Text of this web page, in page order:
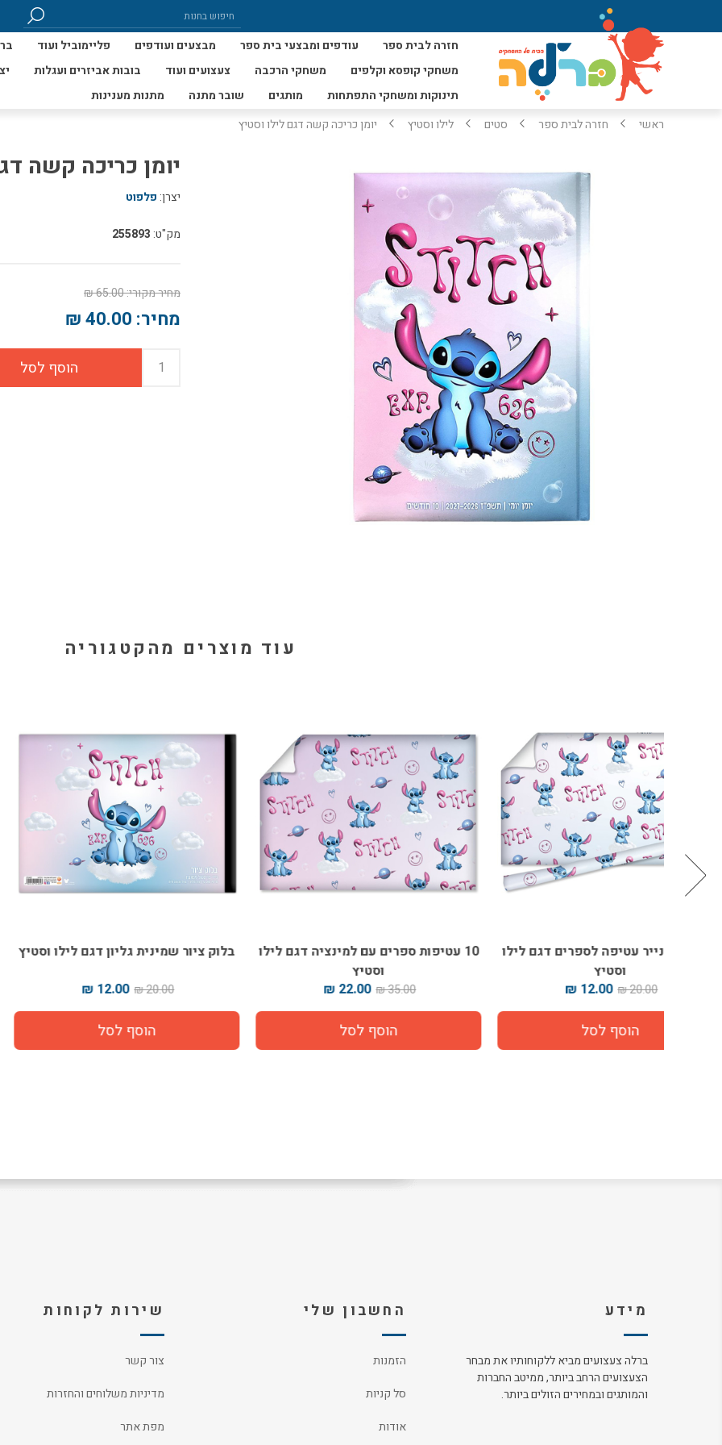
חזרה לבית ספר עודפים ומבצעי בית ספר מבצעים ועודפים פליימוביל ועוד
משחקי קופסא וקלפים
משחקי הרכבה צעצועים ועוד בובות אביזרים ועגלות
תינוקות ומשחקי התפתחות
מותגים שובר מתנה מתנות מענינות
ראשי חזרה לבית ספר סטים לילו וסטיץ יומן כריכה קשה דגם לילו וסטיץ
יומן כריכה קשה
יצרן: פלפוט
מק"ט: 255893
מחיר מקורי:65.00 ₪
מחיר: 40.00 ₪
עוד מוצרים מהקטגוריה
10 עטיפות ספרים עם למינציה דגם לילו
35.00 ₪
בלוק ציור שמינית גליון דגם לילו וסטיץ
20.00 ₪
תיק ציור שמינית לילו
45.00 ₪
מידע
ברלה צעצועים מביא ללקוחותיו את מבחר
הצעצועים הרחב ביותר, ממיטב החברות
והמותגים ובמחירים הזולים ביותר.
החשבון שלי
הזמנות
סל קניות
אודות
שירות לקוחות
צור קשר
מדיניות משלוחים והחזרות
מפת אתר